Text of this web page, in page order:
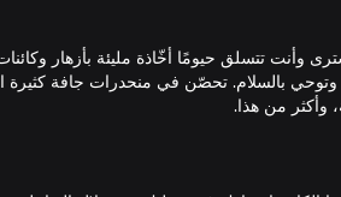
وأنت تتسلق حيومًا أخّاذة مليئة بأزهار
وتوحي بالسلام. تحصّن في منحدرات جافة كثيرة